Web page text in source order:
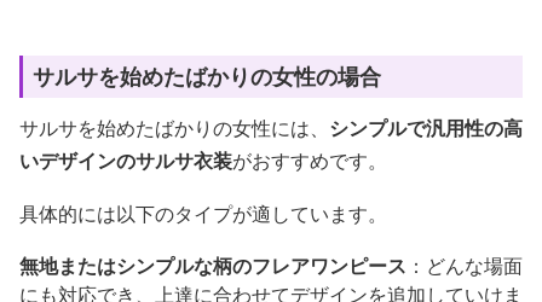
サルサを始めたばかりの女性の場合
サルサを始めたばかりの女性には、 シンプルで汎用性の高
いデザインのサルサ衣装がおすすめです。
具体的には以下のタイプが適しています。
無地またはシンプルな柄のフレアワンピース ：どんな場面
にも対応でき、上達に合わせてデザインを追加していけま